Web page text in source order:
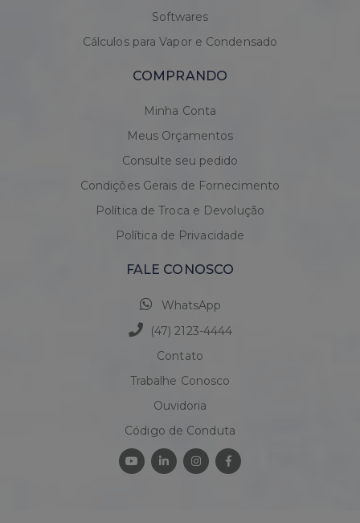
Softwares
Cálculos para Vapor e Condensado
COMPRANDO
Minha Conta
Meus Orçamentos
Consulte seu pedido
Condições Gerais de Fornecimento
Política de Troca e Devolução
Política de Privacidade
FALE CONOSCO
WhatsApp
(47) 2123-4444
Contato
Trabalhe Conosco
Ouvidoria
Código de Conduta